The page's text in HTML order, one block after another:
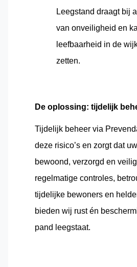
Leegstand draagt bij
van onveiligheid en
leefbaarheid in de
zetten.
De oplossing: tijdelijk
Tijdelijk beheer via
deze risico’s en zorgt dat
bewoond, verzorgd en
regelmatige controles,
tijdelijke bewoners en
bieden wij rust én
pand leegstaat.